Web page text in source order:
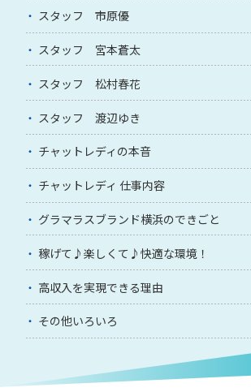
スタッフ 市原優
スタッフ 宮本蒼太
スタッフ 松村春花
スタッフ 渡辺ゆき
チャットレディの本音
チャットレディ 仕事内容
グラマラスブランド横浜のできごと
稼げて♪楽しくて♪快適な環境！
高収入を実現できる理由
その他いろいろ